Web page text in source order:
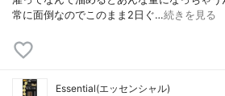
常に面倒なのでこのまま2日ぐ…続きを見る
Essential(エッセンシャル)